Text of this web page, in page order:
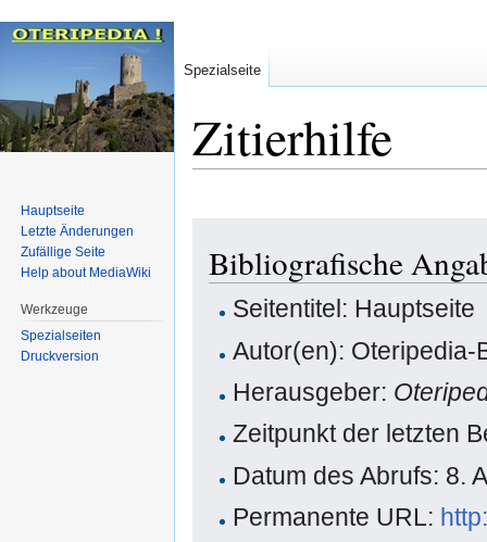
Zitierhilfe
Navigation
springen
Suche
springen
Bibliografische
Seitentitel: Hauptseite
Autor(en): Oteripedia-
Herausgeber:
Zeitpunkt der letzten
Datum des Abrufs: 8.
Permanente URL:
Spezialseite
Hauptseite
Letzte Änderungen
Zufällige Seite
Help about MediaWiki
Werkzeuge
Spezialseiten
Druckversion